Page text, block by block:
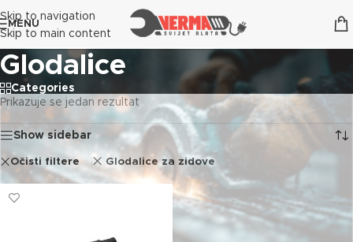
Skip to navigation
Skip to main content
MENU
Glodalice
Categories
Prikazuje se jedan rezultat
Show sidebar
Očisti filtere Glodalice za zidove